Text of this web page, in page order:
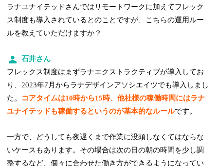
ラナユナイテッドさんではリモートワークに加えてフレック
ス制度も導入されているとのことですが、こちらの運用ルー
ルを教えていただけますか？
石井さん
フレックス制度はまずラナエクストラクティブが導入してお
り、2023年7月からラナデザインアソシエイツでも導入しまし
た。
コアタイムは10時から15時、他社様の稼働時間にはラナ
ユナイテッドも稼働するというのが基本的なルールです。
一方で、どうしても夜遅くまで作業に没頭しなくてはならな
いケースもあります。その場合は次の日の朝の時間を少し調
整するなど、個々に合わせた働き方ができるようになってい